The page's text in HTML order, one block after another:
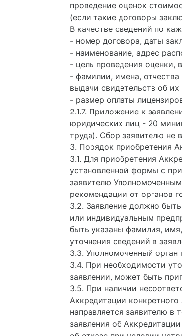
проведение оценок
(если такие договоры
В качестве сведений по
- номер договора, даты
- наименование, адрес
- цель проведения оценки,
- фамилии, имена,
выдачи свидетельств об
- размер оплаты
2.1.7. Приложение к
юридических лиц - 20
труда). Сбор заявителю не
3. Порядок приобретения
3.1. Для приобретения
установленной формы с
заявителю
рекомендации от органов
3.2. Заявление должно
или индивидуальным
быть указаны фамилия,
уточнения сведений в
3.3. Уполномоченный орган
3.4. При необходимости
заявлении, может быть
3.5. При наличии
Аккредитации
направляется заявителю в
заявления об